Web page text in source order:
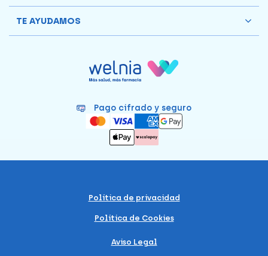
Pago cifrado y seguro
TE AYUDAMOS
Política de privacidad
Política de Cookies
Aviso Legal